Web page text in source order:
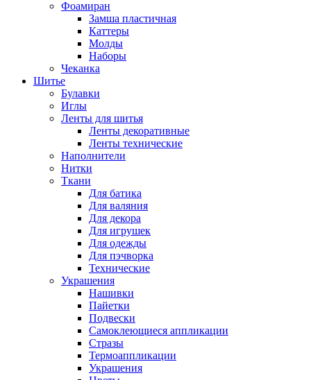
Фоамиран
Замша пластичная
Каттеры
Молды
Наборы
Чеканка
Шитье
Булавки
Иглы
Ленты для шитья
Ленты декоративные
Ленты технические
Наполнители
Нитки
Ткани
Для батика
Для валяния
Для декора
Для игрушек
Для одежды
Для пэчворка
Технические
Украшения
Нашивки
Пайетки
Подвески
Самоклеющиеся аппликации
Стразы
Термоаппликации
Украшения